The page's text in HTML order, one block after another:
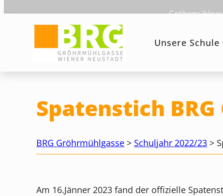
Unsere Schule
Spatenstich
BRG Gröhrmühlgasse > Schuljahr 2022/23 >
Am 16.Jänner 2023 fand der offizielle